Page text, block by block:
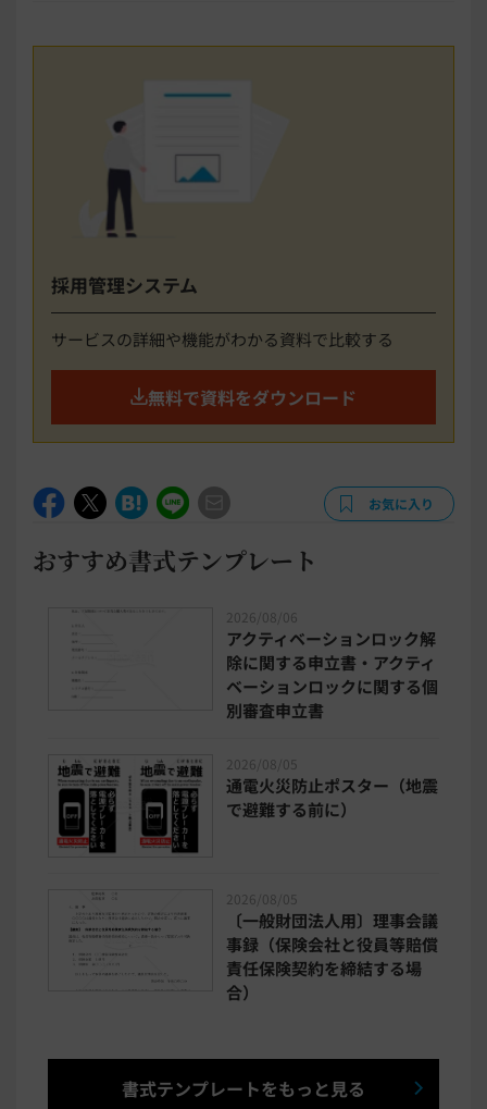
採用管理システム
サービスの詳細や機能がわかる資料で比較する
無料で資料をダウンロード
お気に入り
おすすめ書式テンプレート
2026/08/06
アクティベーションロック解
除に関する申立書・アクティ
ベーションロックに関する個
別審査申立書
2026/08/05
通電火災防止ポスター（地震
で避難する前に）
2026/08/05
〔一般財団法人用〕理事会議
事録（保険会社と役員等賠償
責任保険契約を締結する場
合）
書式テンプレートをもっと見る